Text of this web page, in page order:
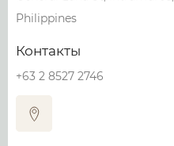
Philippines
Контакты
+63 2 8527 2746